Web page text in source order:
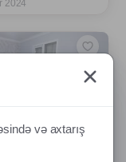
2024
və axtarış